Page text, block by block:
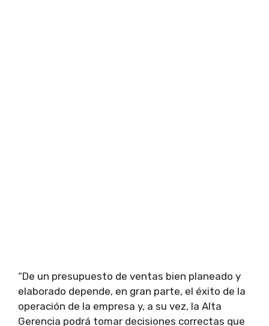
“De un presupuesto de ventas bien planeado y
elaborado depende, en gran parte, el éxito de la
operación de la empresa y, a su vez, la Alta
Gerencia podrá tomar decisiones correctas que